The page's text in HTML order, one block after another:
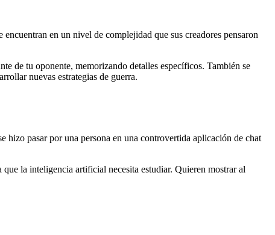
en un nivel de complejidad que sus creadores pensaron
de tu oponente, memorizando detalles específicos. También se
nuevas estrategias de guerra.
hizo pasar por una persona en una controvertida aplicación de chat
la inteligencia artificial necesita estudiar. Quieren mostrar al